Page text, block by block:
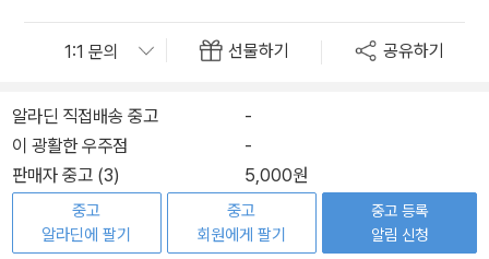
선물하기 공유하기
알라딘 직접배송 중고
-
이 광활한 우주점
-
판매자 중고 (3)
5,000원
중고
알라딘에 팔기
중고
회원에게 팔기
중고 등록
알림 신청